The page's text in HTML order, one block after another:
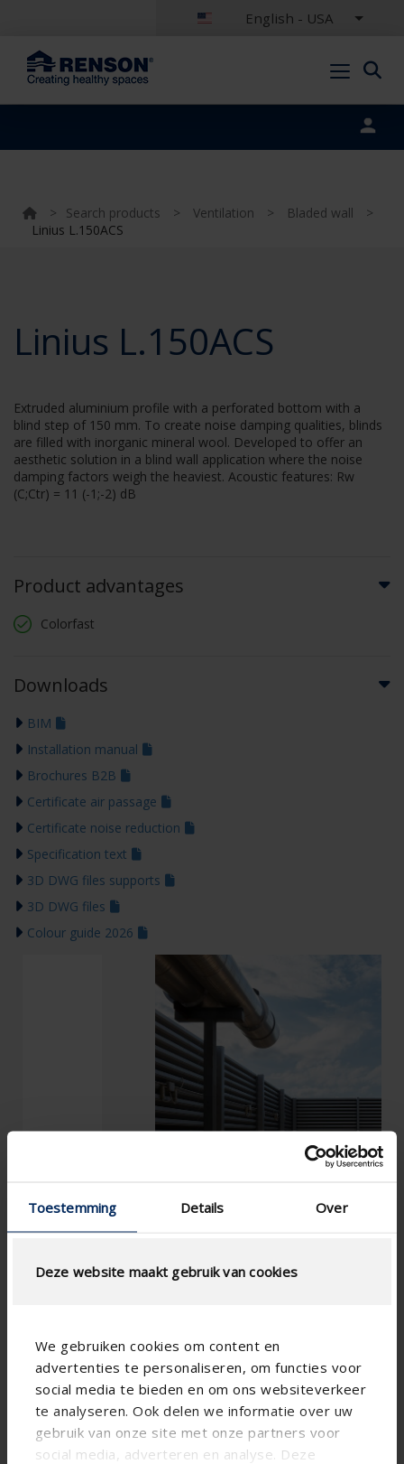
Toestemming Details Over
Deze website maakt gebruik van cookies
We gebruiken cookies om content en
advertenties te personaliseren, om functies voor
social media te bieden en om ons websiteverkeer
te analyseren. Ook delen we informatie over uw
gebruik van onze site met onze partners voor
social media, adverteren en analyse. Deze
English - USA
> Search products > Ventilation > Bladed wall
>
Linius L.150ACS
Linius L.150ACS
Extruded aluminium profile with a perforated bottom with a
blind step of 150 mm. To create noise damping qualities, blinds
are filled with inorganic mineral wool. Developed to offer an
aesthetic solution in a blind wall application where the noise
damping factors weigh the heaviest. Acoustic features: Rw
(C;Ctr) = 11 (-1;-2) dB
Product advantages
Colorfast
Downloads
BIM
Installation manual
Brochures B2B
Certificate air passage
Certificate noise reduction
Specification text
3D DWG files supports
3D DWG files
Colour guide 2026
Specifications based on your calculation